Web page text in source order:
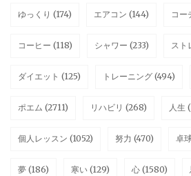
ゆっくり (174) エアコン (144) コー
コーヒー (118) シャワー (233) スト
ダイエット (125) トレーニング (494)
ポエム (2711) リハビリ (268) 人生
個人レッスン (1052) 努力 (470) 卓
夢 (186) 寒い (129) 心 (1580)